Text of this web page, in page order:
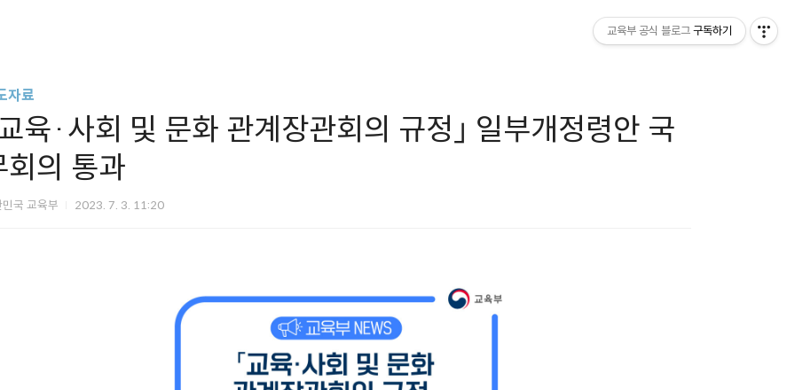
자료
육·사회 및 문화 관계장관회의 규정｣ 일부개정령안 국
회의 통과
국 교육부 2023. 7. 3. 11:20
교육부 공식 블로그 구독하기